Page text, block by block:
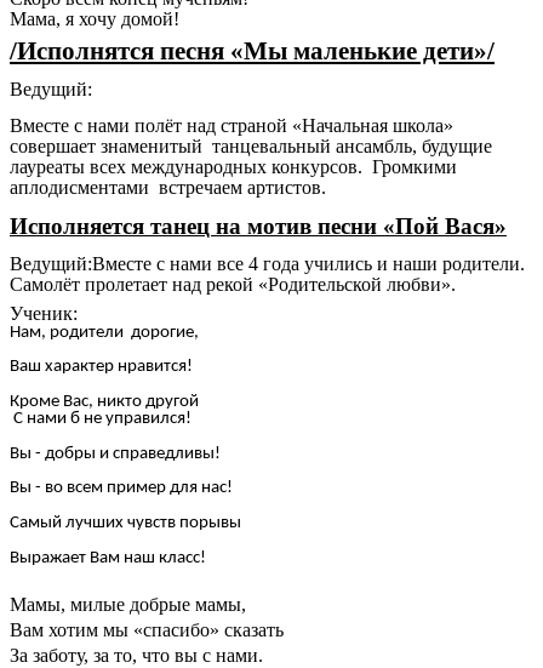
Мама, я хочу домой!
/Исполнятся песня «Мы маленькие дети»/
Ведущий:
Вместе с нами полёт над страной «Начальная школа»
совершает знаменитый танцевальный ансамбль, будущие
лауреаты всех международных конкурсов. Громкими
аплодисментами встречаем артистов.
Исполняется танец на мотив песни «Пой Вася»
Ведущий:Вместе с нами все 4 года учились и наши родители.
Самолёт пролетает над рекой «Родительской любви».
Ученик:
Нам, родители дорогие,
Ваш характер нравится!
Кроме Вас, никто другой
С нами б не управился!
Вы - добры и справедливы!
Вы - во всем пример для нас!
Самый лучших чувств порывы
Выражает Вам наш класс!
Мамы, милые добрые мамы,
Вам хотим мы «спасибо» сказать
За заботу, за то, что вы с нами.